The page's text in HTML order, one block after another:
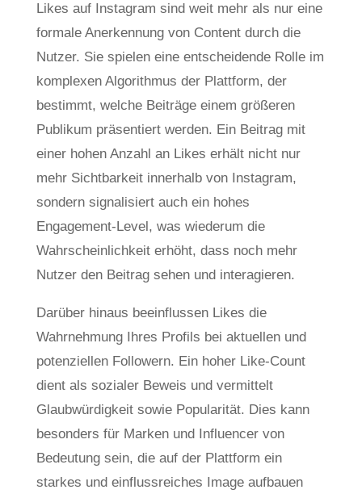
Likes auf Instagram sind weit mehr als nur eine
formale Anerkennung von Content durch die
Nutzer. Sie spielen eine entscheidende Rolle im
komplexen Algorithmus der Plattform, der
bestimmt, welche Beiträge einem größeren
Publikum präsentiert werden. Ein Beitrag mit
einer hohen Anzahl an Likes erhält nicht nur
mehr Sichtbarkeit innerhalb von Instagram,
sondern signalisiert auch ein hohes
Engagement-Level, was wiederum die
Wahrscheinlichkeit erhöht, dass noch mehr
Nutzer den Beitrag sehen und interagieren.
Darüber hinaus beeinflussen Likes die
Wahrnehmung Ihres Profils bei aktuellen und
potenziellen Followern. Ein hoher Like-Count
dient als sozialer Beweis und vermittelt
Glaubwürdigkeit sowie Popularität. Dies kann
besonders für Marken und Influencer von
Bedeutung sein, die auf der Plattform ein
starkes und einflussreiches Image aufbauen